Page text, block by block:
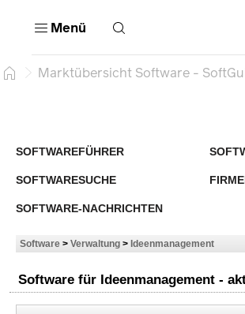
Menü
Marktübersicht Software -
SOFTWAREFÜHRER
SOFTWARESUCHE
SOFTWARE-NACHRICHTEN
Software > Verwaltung > Ideenmanagement
Software für Ideenmanagement -